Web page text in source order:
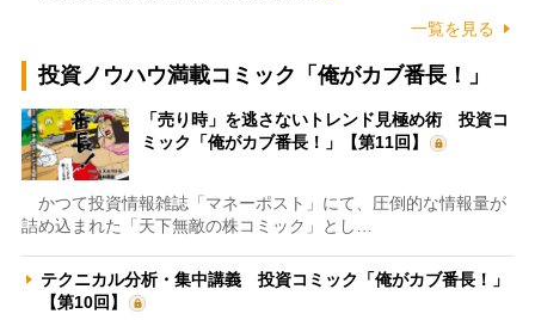
一覧を見る
投資ノウハウ満載コミック「俺がカブ番長！」
「売り時」を逃さないトレンド見極め術 投資コ
ミック「俺がカブ番長！」【第11回】
かつて投資情報雑誌「マネーポスト」にて、圧倒的な情報量が
詰め込まれた「天下無敵の株コミック」とし…
テクニカル分析・集中講義 投資コミック「俺がカブ番長！」
【第10回】